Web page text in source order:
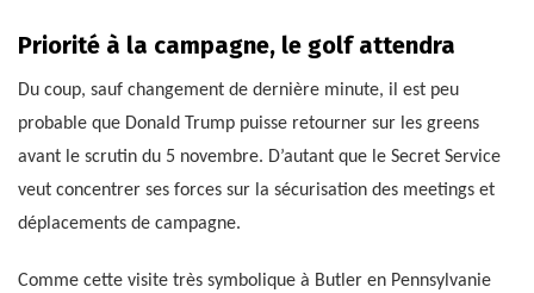
Priorité à la campagne, le golf attendra
Du coup, sauf changement de dernière minute, il est peu
probable que Donald Trump puisse retourner sur les greens
avant le scrutin du 5 novembre. D’autant que le Secret Service
veut concentrer ses forces sur la sécurisation des meetings et
déplacements de campagne.
Comme cette visite très symbolique à Butler en Pennsylvanie